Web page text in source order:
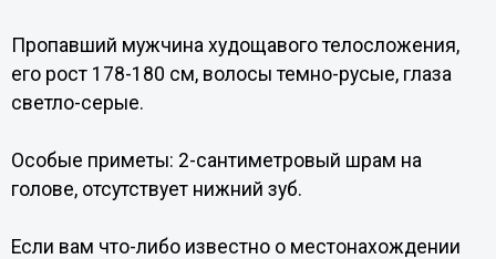
Пропавший мужчина худощавого телосложения,
его рост 178-180 см, волосы темно-русые, глаза
светло-серые.
Особые приметы: 2-сантиметровый шрам на
голове, отсутствует нижний зуб.
Если вам что-либо известно о местонахождении